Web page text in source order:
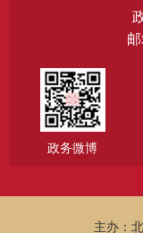
政务微博
主办：